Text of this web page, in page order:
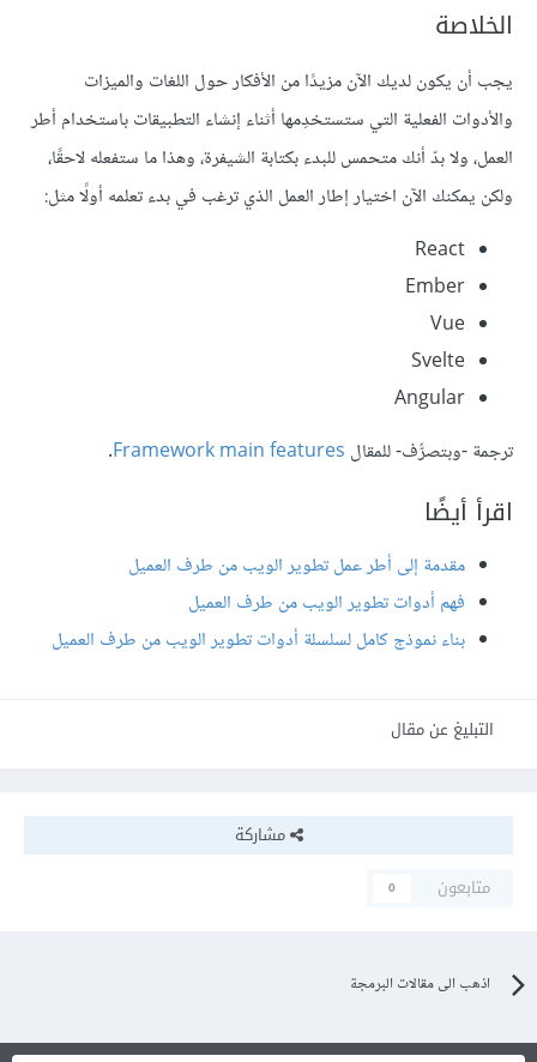
الخلاصة
يجب أن يكون لديك الآن مزيدًا من الأفكار حول اللغات والميزات
والأدوات الفعلية التي ستستخدِمها أثناء إنشاء التطبيقات باستخدام أطر
العمل، ولا بدّ أنك متحمس للبدء بكتابة الشيفرة، وهذا ما ستفعله لاحقًا،
ولكن يمكنك الآن اختيار إطار العمل الذي ترغب في بدء تعلمه أولًا مثل:
React
Ember
Vue
Svelte
Angular
ترجمة -وبتصرُّف- للمقال Framework main features
.
اقرأ أيضًا
مقدمة إلى أطر عمل تطوير الويب من طرف العميل
فهم أدوات تطوير الويب من طرف العميل
بناء نموذج كامل لسلسلة أدوات تطوير الويب من طرف العميل
التبليغ عن مقال
مشاركة
متابعون
0
اذهب الى مقالات البرمجة